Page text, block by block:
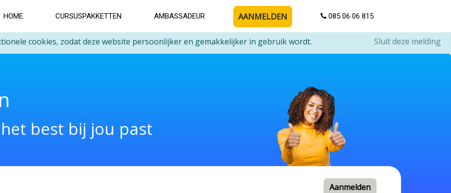
HOME CURSUSPAKKETTEN AMBASSADEUR AANMELDEN 085 06 06 815
cookies, zodat deze website persoonlijker en gemakkelijker in gebruik wordt. Sluit deze melding
best bij jou past
Aanmelden